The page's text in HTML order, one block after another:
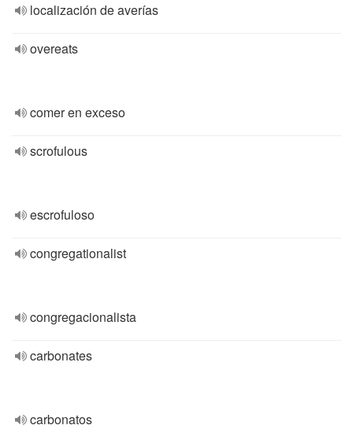
localización de averías
overeats
comer en exceso
scrofulous
escrofuloso
congregationalist
congregacionalista
carbonates
carbonatos